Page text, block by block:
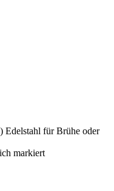
Edelstahl für Brühe oder
markiert